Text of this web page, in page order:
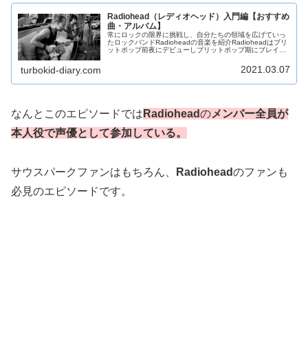
Radiohead（レディオヘッド）入門編【おすすめ
曲・アルバム】
常にロックの限界に挑戦し、自分たちの領域を広げていっ
たロックバンドRadioheadの音楽を紹介Radioheadはブリ
ットポップ前夜にデビューしブリットポップ期にブレイク
turbokid-diary.com 2021.03.07
なんとこのエピソードでは Radioheadのメンバー全員が
本人役で声優として参加している。
サウスパークファンはもちろん、 Radioheadのファンも
必見のエピソードです。